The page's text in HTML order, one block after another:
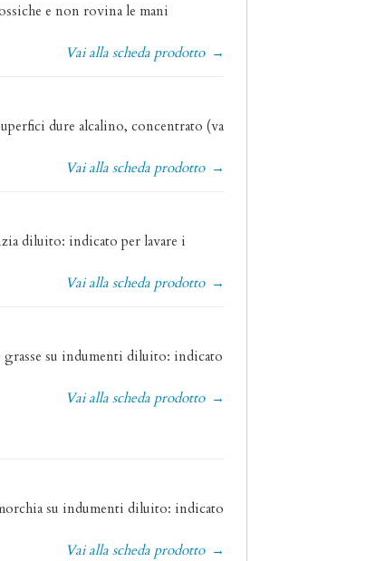
e non rovina le mani
Vai alla scheda prodotto →
dure alcalino, concentrato (va
Vai alla scheda prodotto →
diluito: indicato per lavare i
Vai alla scheda prodotto →
su indumenti diluito: indicato
Vai alla scheda prodotto →
su indumenti diluito: indicato
Vai alla scheda prodotto →